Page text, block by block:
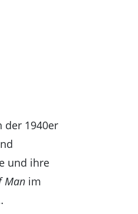
der 1940er
und ihre
Man im